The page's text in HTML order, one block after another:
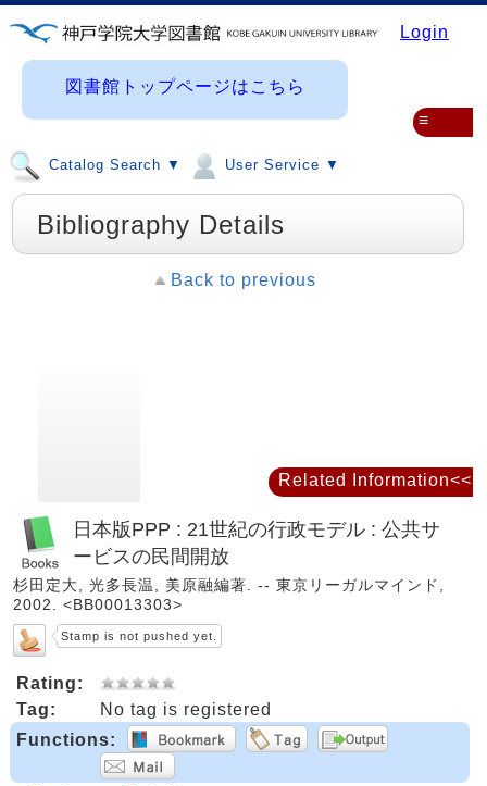
Login
図書館トップページはこちら
Catalog Search ▼ User Service ▼
≡
Bibliography Details
Back to previous
日本版PPP : 21世紀の行政モデル : 公共サ
ービスの民間開放
杉田定大, 光多長温, 美原融編著. -- 東京リーガルマインド,
2002. <BB00013303>
Stamp is not pushed yet.
Rating:
Tag:
No tag is registered
Functions:
Related Information<<